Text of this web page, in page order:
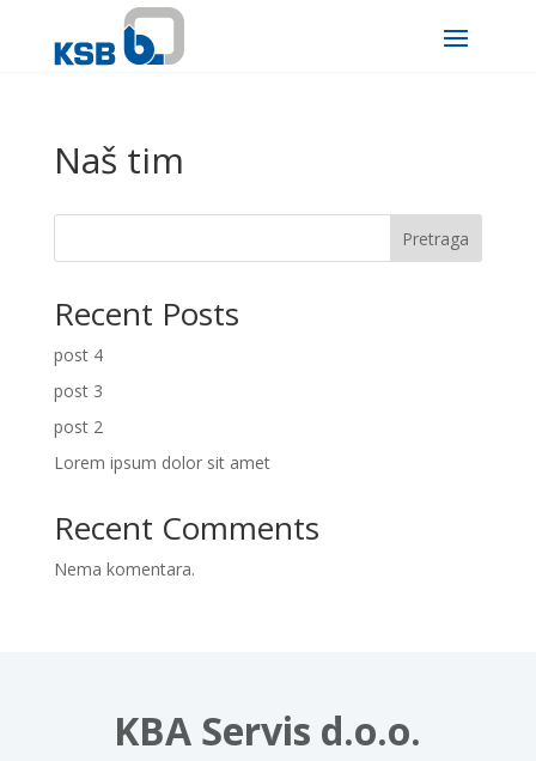
Naš tim
Pretraga
Recent Posts
post 4
post 3
post 2
Lorem ipsum dolor sit amet
Recent Comments
Nema komentara.
KBA Servis d.o.o.